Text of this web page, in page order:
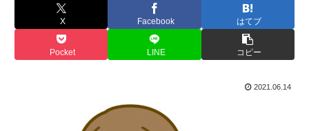
X Facebook はてブ
Pocket LINE コピー
2021.06.14